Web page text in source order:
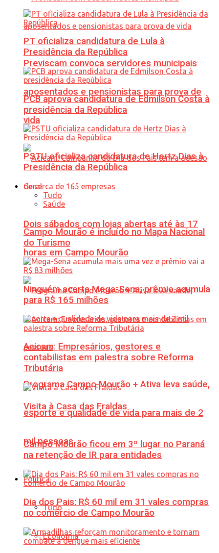
Previscam convoca servidores municipais
aposentados e pensionistas para prova de
vida
Dois sábados com lojas abertas até às 17
horas em Campo Mourão
Programa Campo Mourão + Ativa leva saúde,
esporte e qualidade de vida para mais de 2
mil pessoas
Política
Tudo
Economia
PT oficializa candidatura de Lula à
Presidência da República
PCB aprova candidatura de Edmilson Costa à
presidência da República
PSTU oficializa candidatura de Hertz Dias à
Presidência da República
Geral
Tudo
Saúde
Campo Mourão é incluído no Mapa Nacional
do Turismo
Ninguém acerta Mega-Sena; prêmio acumula
para R$ 165 milhões
Acicam: Empresários, gestores e
contabilistas em palestra sobre Reforma
Tributária
Visita à Casa das Fraldas
Campo Mourão ficou em 3º lugar no Paraná
na retenção de IR para entidades
Dia dos Pais: R$ 60 mil em 31 vales compras
no comércio de Campo Mourão